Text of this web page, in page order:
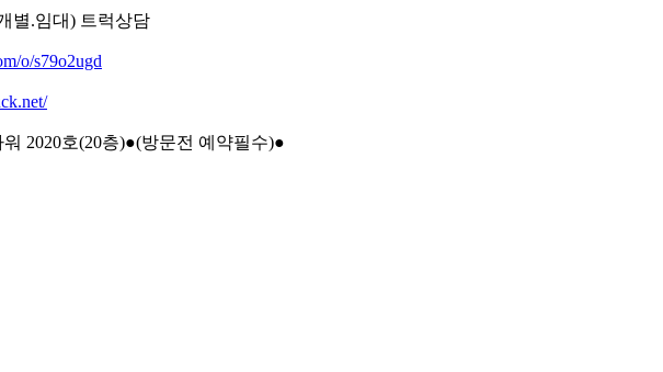
별.임대) 트럭상담
o/s79o2ugd
2020호(20층)●(방문전 예약필수)●